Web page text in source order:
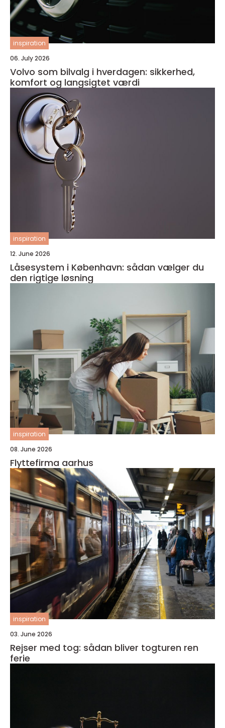
inspiration
06. July 2026
Volvo som bilvalg i hverdagen: sikkerhed,
komfort og langsigtet værdi
inspiration
12. June 2026
Låsesystem i København: sådan vælger du
den rigtige løsning
inspiration
08. June 2026
Flyttefirma aarhus
inspiration
03. June 2026
Rejser med tog: sådan bliver togturen ren
ferie